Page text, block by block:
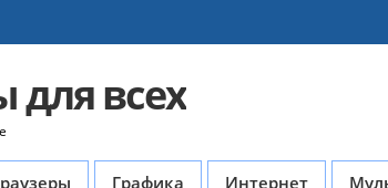
для всех
Графика Интернет